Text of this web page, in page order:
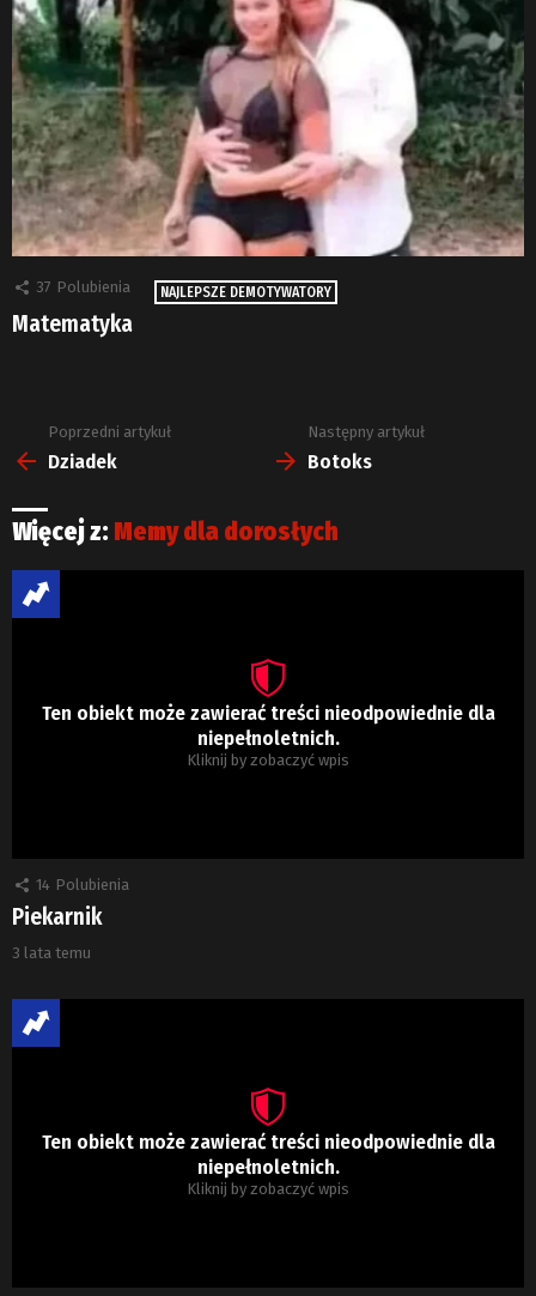
37 Polubienia NAJLEPSZE DEMOTYWATORY
Matematyka
Zobacz
więcej
Poprzedni artykuł
Dziadek
Następny artykuł
Botoks
Więcej z: Memy dla dorosłych
Ten obiekt może zawierać treści nieodpowiednie dla
niepełnoletnich.
Kliknij by zobaczyć wpis
14 Polubienia
Piekarnik
3 lata temu
Ten obiekt może zawierać treści nieodpowiednie dla
niepełnoletnich.
Kliknij by zobaczyć wpis